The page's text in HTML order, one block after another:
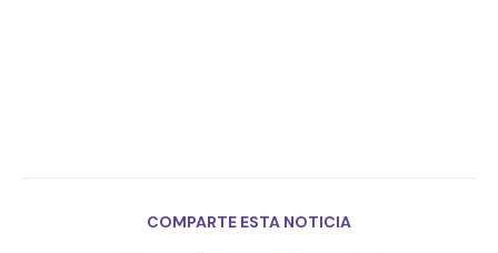
COMPARTE ESTA NOTICIA